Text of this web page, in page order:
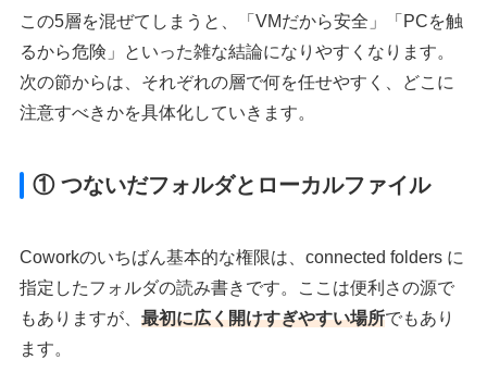
この5層を混ぜてしまうと、「VMだから安全」「PCを触
るから危険」といった雑な結論になりやすくなります。
次の節からは、それぞれの層で何を任せやすく、どこに
注意すべきかを具体化していきます。
① つないだフォルダとローカルファイル
Coworkのいちばん基本的な権限は、connected folders に
指定したフォルダの読み書きです。ここは便利さの源で
もありますが、最初に広く開けすぎやすい場所でもあり
ます。